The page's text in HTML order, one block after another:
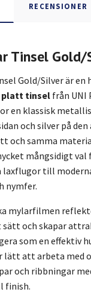
RECENSIONER
Tinsel Gold/
Gold/Silver är
platt tinsel från UNI
en klassisk
och silver på den
och samma
mångsidigt val
till
nymfer.
mylarfilmen
och skapar
som en effektiv
lätt att arbeta med
och ribbningar
finish.